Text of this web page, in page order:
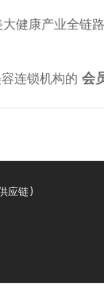
健康产业全链
连锁机构的 会
应链)